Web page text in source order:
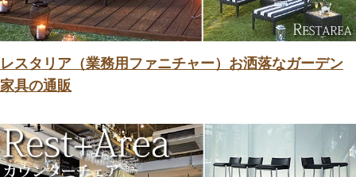
レスタリア（業務用ファニチャー）お洒落なガーデン
家具の通販